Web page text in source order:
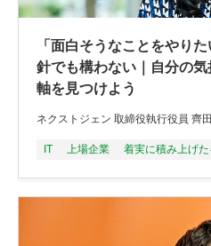
「面白そうなことをやり
針でも構わない｜自分の
軸を見つけよう
ネクストジェン 取締役執行役員 齊
IT 上場企業 着実に積み上げ